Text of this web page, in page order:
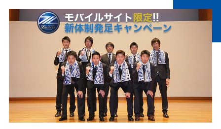
TOPチーム
ファンクラブ
試合情報トップ
試合データ
試合日程・結果
順位表・ゴールランキング
観戦するトップ
チケットを買う
チケット購入
クラブを知るトップ
ファンになる